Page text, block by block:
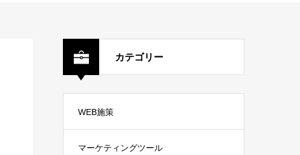
カテゴリー
WEB施策
マーケティングツール